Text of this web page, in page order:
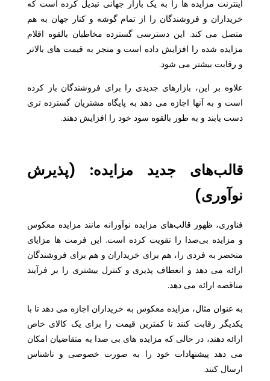
اینترنت مزایده ها را به یک بازار جهانی تبدیل کرده است که
خریداران و فروشندگان را از تمام گوشه و کنار جهان به هم
متصل می کند. این دسترسی گسترده مخاطبان بالقوه اقلام
مزایده شده را افزایش داده است و منجر به قیمت های بالاتر
و رقابت بیشتر می شود.
علاوه بر این، بازارهای جدیدی را برای فروشندگان باز کرده
است و به آنها اجازه می دهد به پایگاه مشتریان گسترده تری
دست یابند و به طور بالقوه سود خود را افزایش دهند.
قالب‌های جدید مزایده: (پذیرش
نوآوری)
فناوری، ظهور قالب‌های مزایده نوآورانه مانند مزایده معکوس
و مزایده بی‌صدا را تقویت کرده است. این فرمت ها مزایای
منحصر به فردی را، هم برای خریداران و هم برای فروشندگان
ارائه می دهد و انعطاف پذیری و کنترل بیشتری را بر فرآیند
مناقصه ارائه می دهد.
به عنوان مثال، مزایده معکوس به خریداران اجازه می دهد تا با
یکدیگر رقابت کنند تا کمترین قیمت را برای یک کالای خاص
ارائه دهند، در حالی که مزایده های بی صدا به متقاضیان امکان
می دهد پیشنهادات خود را به صورت خصوصی و ناشناس
ارسال کنند.